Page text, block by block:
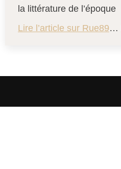
la littérature de l’époque
Lire l’article sur Rue89…